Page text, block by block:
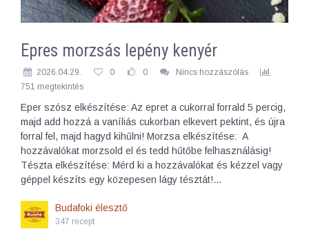
Epres morzsás lepény kenyér
2026.04.29. 0 0
Nincs hozzászólás
751 megtekintés
Eper szósz elkészítése: Az epret a cukorral forrald 5 percig,
majd add hozzá a vaníliás cukorban elkevert pektint, és újra
forral fel, majd hagyd kihűlni! Morzsa elkészítése: A
hozzávalókat morzsold el és tedd hűtőbe felhasználásig!
Tészta elkészítése: Mérd ki a hozzávalókat és kézzel vagy
géppel készíts egy közepesen lágy tésztát!…
Budafoki élesztő
347 recept